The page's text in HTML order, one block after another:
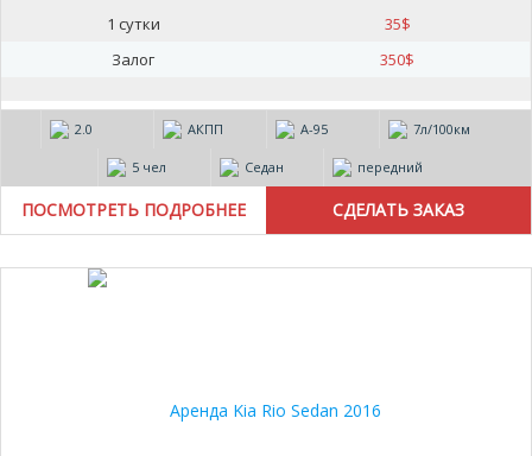
1 сутки
35$
Залог
350$
2.0 АКПП А-95 7л/100км
5 чел Седан передний
ПОСМОТРЕТЬ ПОДРОБНЕЕ